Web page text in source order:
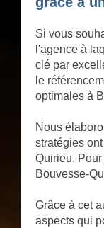
Si vous
l'agence à
clé par
le
optimales à
Nous
stratégies
Quirieu.
Bouvesse-
Grâce à cet
aspects qui